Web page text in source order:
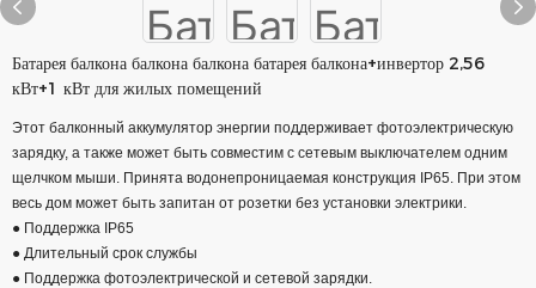
Батарея балкона балкона балкона батарея балкона+инвертор 2,56
кВт+1 кВт для жилых помещений
Этот балконный аккумулятор энергии поддерживает фотоэлектрическую
зарядку, а также может быть совместим с сетевым выключателем одним
щелчком мыши. Принята водонепроницаемая конструкция IP65. При этом
весь дом может быть запитан от розетки без установки электрики.
● Поддержка IP65
● Длительный срок службы
● Поддержка фотоэлектрической и сетевой зарядки.